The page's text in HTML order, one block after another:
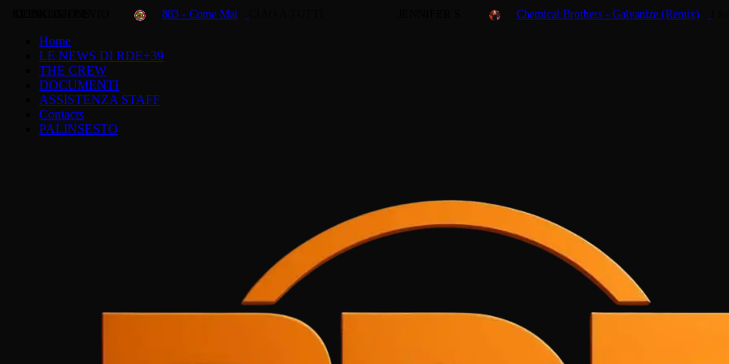
883 - Come Mai Chemical Brothers - Galvanize (Remix)
Home
LE NEWS DI RDE+39
THE CREW
DOCUMENTI
ASSISTENZA STAFF
Contacts
PALINSESTO